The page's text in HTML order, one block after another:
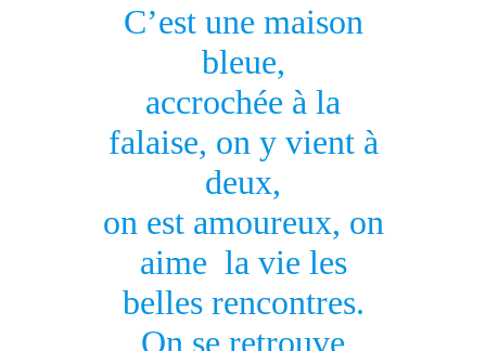
C’est une maison
bleue,
accrochée à la
falaise, on y vient à
deux,
on est amoureux, on
aime la vie les
belles rencontres.
On se retrouve